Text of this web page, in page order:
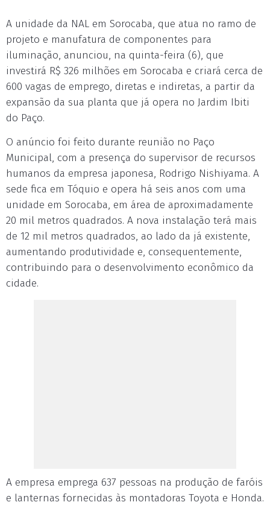
A unidade da NAL em Sorocaba, que atua no ramo de
projeto e manufatura de componentes para
iluminação, anunciou, na quinta-feira (6), que
investirá R$ 326 milhões em Sorocaba e criará cerca de
600 vagas de emprego, diretas e indiretas, a partir da
expansão da sua planta que já opera no Jardim Ibiti
do Paço.
O anúncio foi feito durante reunião no Paço
Municipal, com a presença do supervisor de recursos
humanos da empresa japonesa, Rodrigo Nishiyama. A
sede fica em Tóquio e opera há seis anos com uma
unidade em Sorocaba, em área de aproximadamente
20 mil metros quadrados. A nova instalação terá mais
de 12 mil metros quadrados, ao lado da já existente,
aumentando produtividade e, consequentemente,
contribuindo para o desenvolvimento econômico da
cidade.
A empresa emprega 637 pessoas na produção de faróis
e lanternas fornecidas às montadoras Toyota e Honda.